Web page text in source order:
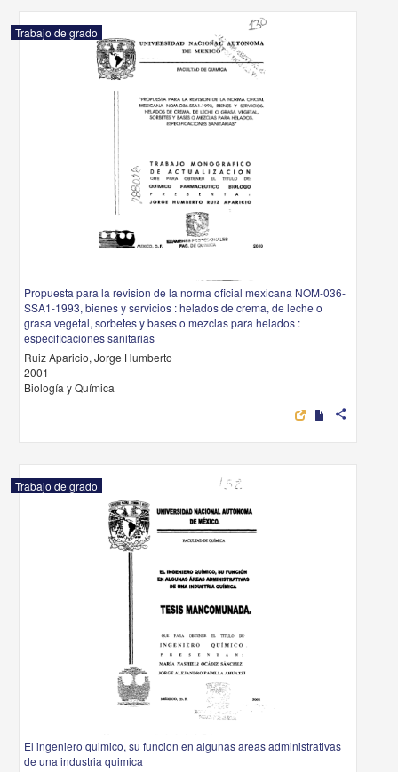
Trabajo de grado
Propuesta para la revision de la norma oficial mexicana NOM-036-
SSA1-1993, bienes y servicios : helados de crema, de leche o
grasa vegetal, sorbetes y bases o mezclas para helados :
especificaciones sanitarias
Ruiz Aparicio, Jorge Humberto
2001
Biología y Química
share
Trabajo de grado
El ingeniero quimico, su funcion en algunas areas administrativas
de una industria quimica